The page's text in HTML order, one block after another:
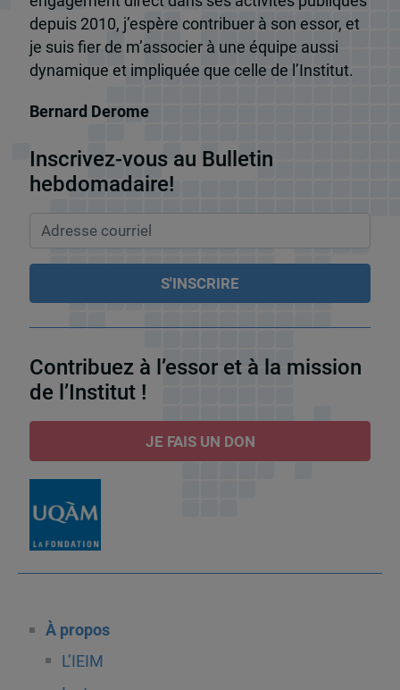
depuis 2010, j’espère contribuer à son essor, et
je suis fier de m’associer à une équipe aussi
dynamique et impliquée que celle de l’Institut.
Bernard Derome
Inscrivez-vous au Bulletin
hebdomadaire!
Contribuez à l’essor et à la mission
de l’Institut !
JE FAIS UN DON
À propos
L’IEIM